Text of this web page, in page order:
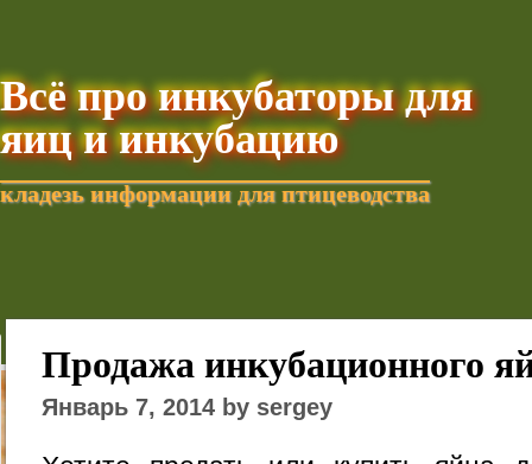
Всё про инкубаторы для
яиц и инкубацию
кладезь информации для птицеводства
Добавить текущую
Продажа инкубационного
Январь 7, 2014 by sergey